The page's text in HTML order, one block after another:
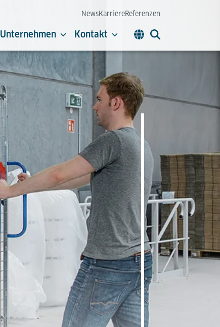
NewsKarriereReferenzen
Unternehmen Kontakt